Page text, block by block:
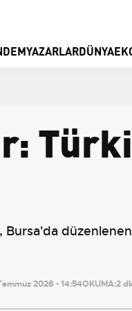
YAZARLARDÜNYA
Bursa'da
2026 - 14:54OKUMA:2